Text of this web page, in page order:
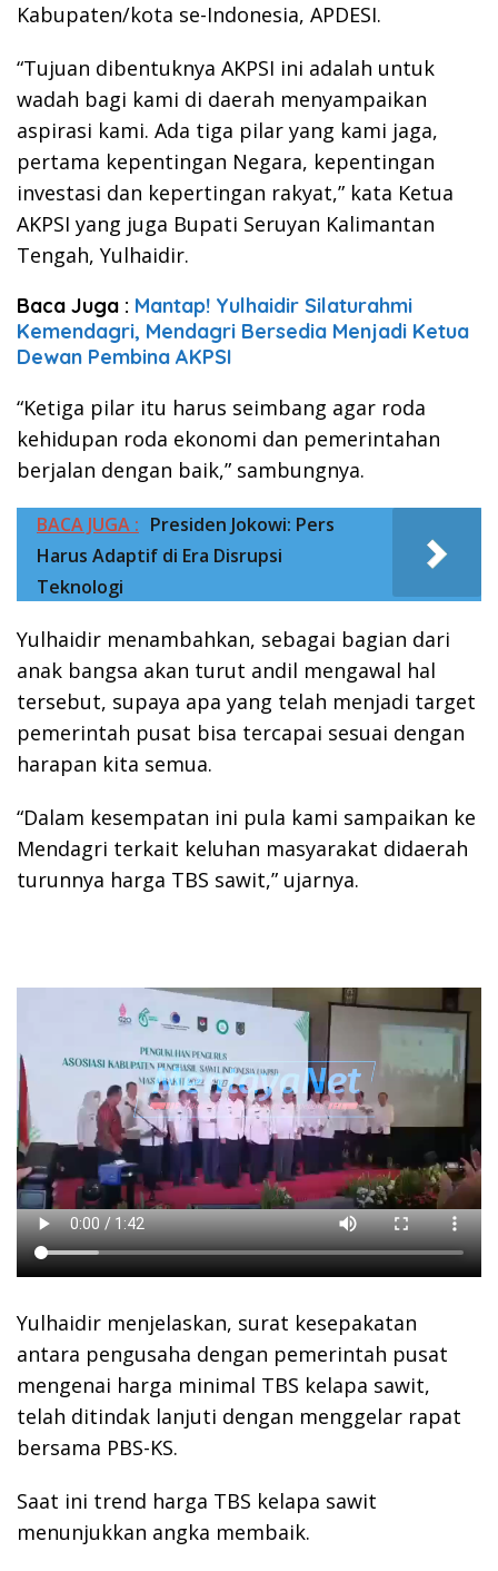
Kabupaten/kota se-Indonesia, APDESI.
“Tujuan dibentuknya AKPSI ini adalah untuk
wadah bagi kami di daerah menyampaikan
aspirasi kami. Ada tiga pilar yang kami jaga,
pertama kepentingan Negara, kepentingan
investasi dan kepertingan rakyat,” kata Ketua
AKPSI yang juga Bupati Seruyan Kalimantan
Tengah, Yulhaidir.
Baca Juga : Mantap! Yulhaidir Silaturahmi
Kemendagri, Mendagri Bersedia Menjadi Ketua
Dewan Pembina AKPSI
“Ketiga pilar itu harus seimbang agar roda
kehidupan roda ekonomi dan pemerintahan
berjalan dengan baik,” sambungnya.
BACA JUGA : Presiden Jokowi: Pers
Harus Adaptif di Era Disrupsi
Teknologi
Yulhaidir menambahkan, sebagai bagian dari
anak bangsa akan turut andil mengawal hal
tersebut, supaya apa yang telah menjadi target
pemerintah pusat bisa tercapai sesuai dengan
harapan kita semua.
“Dalam kesempatan ini pula kami sampaikan ke
Mendagri terkait keluhan masyarakat didaerah
turunnya harga TBS sawit,” ujarnya.
Yulhaidir menjelaskan, surat kesepakatan
antara pengusaha dengan pemerintah pusat
mengenai harga minimal TBS kelapa sawit,
telah ditindak lanjuti dengan menggelar rapat
bersama PBS-KS.
Saat ini trend harga TBS kelapa sawit
menunjukkan angka membaik.